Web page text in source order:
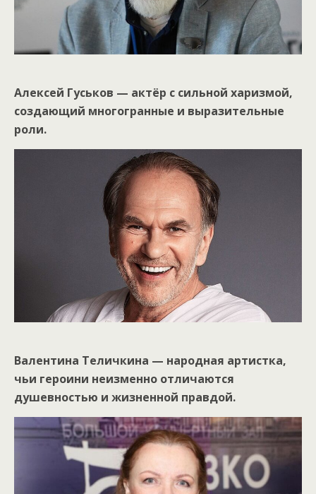
Алексей Гуськов — актёр с сильной харизмой,
создающий многогранные и выразительные
роли.
Валентина Теличкина — народная артистка,
чьи героини неизменно отличаются
душевностью и жизненной правдой.